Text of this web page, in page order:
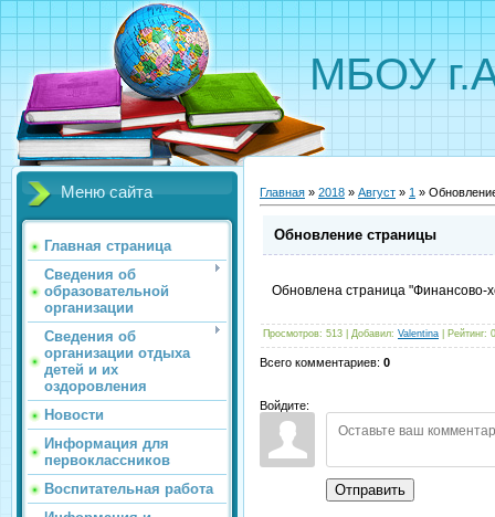
МБОУ
Меню сайта
Главная страница
Сведения об
образовательной
организации
Сведения об
организации отдыха
детей и их
оздоровления
Новости
Информация для
первоклассников
Воспитательная работа
Главная » 2018 » Август » 1 »
Обновление страницы
Обновлена страница "Финансово-
Просмотров: 513 Добавил: Valentina Рейтинг:
Всего комментариев: 0
Войдите:
Отправить